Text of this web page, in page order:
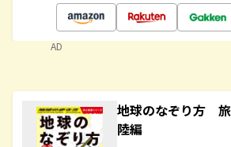
AD
地球のなぞり方
陸編